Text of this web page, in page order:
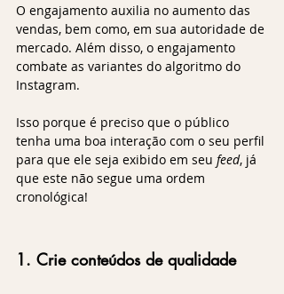
O engajamento auxilia no aumento das
vendas, bem como, em sua autoridade de
mercado. Além disso, o engajamento
combate as variantes do algoritmo do
Instagram.
Isso porque é preciso que o público
tenha uma boa interação com o seu perfil
para que ele seja exibido em seu feed, já
que este não segue uma ordem
cronológica!
1. Crie conteúdos de qualidade